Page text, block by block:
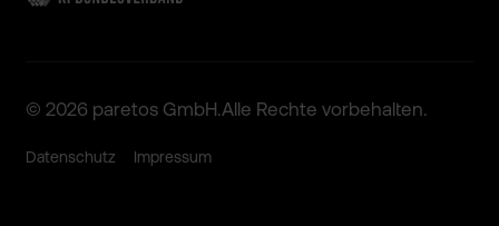
© 2026 paretos GmbH.Alle Rechte vorbehal­ten.
Datenschutz Impressum